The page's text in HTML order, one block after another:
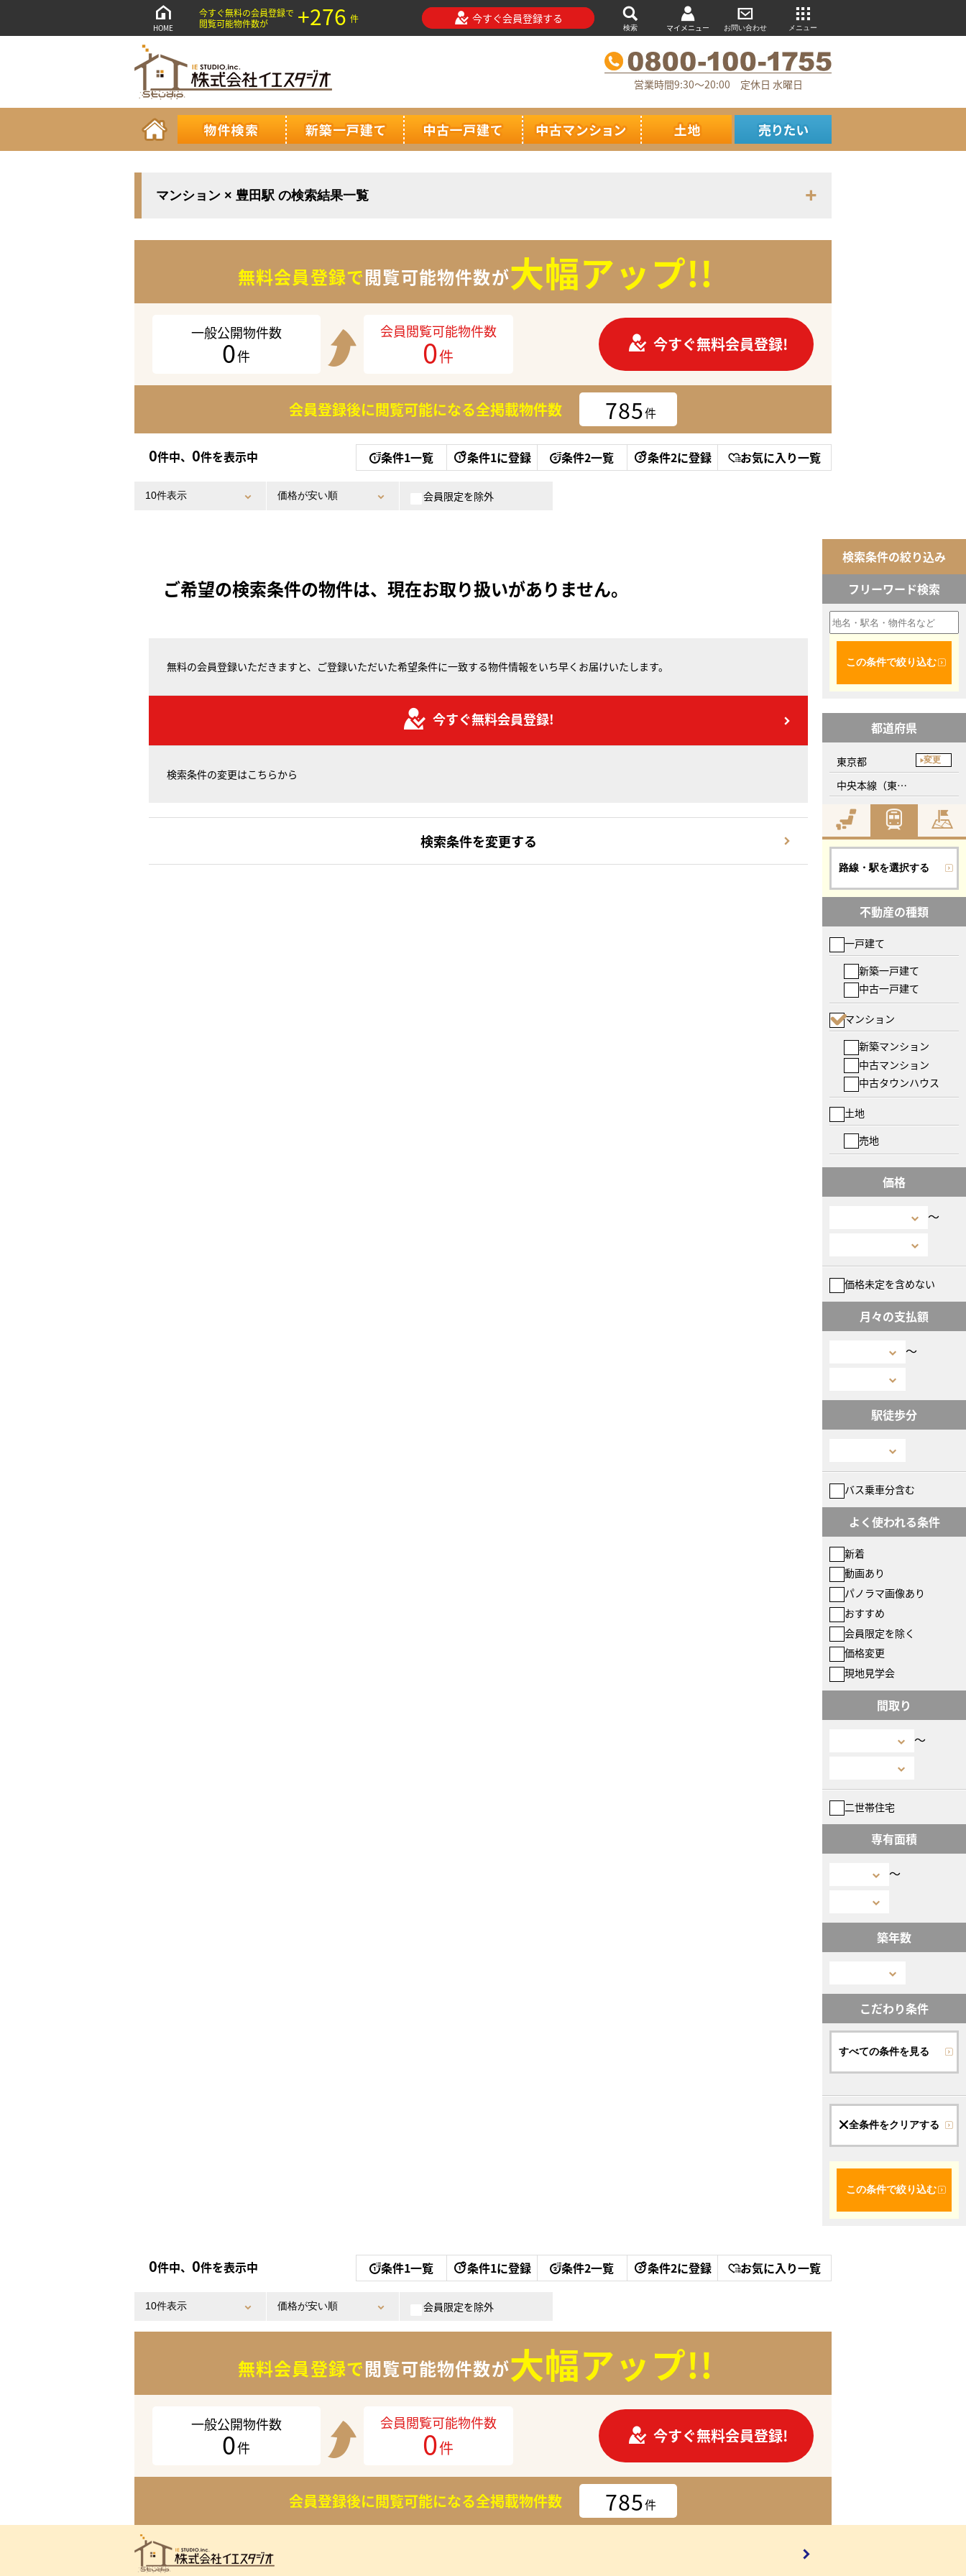
HOME
今すぐ無料の会員登録で
閲覧可能物件数が
+276 件 今すぐ会員登録する
検索 マイメニュー お問い合わせ メニュー
営業時間9:30～20:00 定休日 水曜日
マンション × 豊田駅 の検索結果一覧
無料会員登録で閲覧可能物件数が大幅アップ!!
一般公開物件数
0件
会員閲覧可能物件数
0件
今すぐ無料会員登録!
会員登録後に閲覧可能になる全掲載物件数 785件
0件中、 0件を表示中 条件1一覧 条件1に登録 条件2一覧 条件2に登録 お気に入り一覧
会員限定を除外
ご希望の検索条件の物件は、現在お取り扱いがありません。
無料の会員登録いただきますと、ご登録いただいた希望条件に一致する物件情報をいち早くお届けいたします。
今すぐ無料会員登録!
検索条件の変更はこちらから
検索条件を変更する
検索条件の絞り込み
フリーワード検索
この条件で絞り込む
都道府県
東京都 変更
中央本線（東日本）、豊田駅
路線・駅を選択する
不動産の種類
一戸建て
新築一戸建て
中古一戸建て
マンション
新築マンション
中古マンション
中古タウンハウス
土地
売地
価格
〜
価格未定を含めない
月々の支払額
〜
駅徒歩分
バス乗車分含む
よく使われる条件
新着
動画あり
パノラマ画像あり
おすすめ
会員限定を除く
価格変更
現地見学会
間取り
〜
二世帯住宅
専有面積
〜
築年数
こだわり条件
すべての条件を見る
全条件をクリアする
この条件で絞り込む
0件中、 0件を表示中 条件1一覧 条件1に登録 条件2一覧 条件2に登録 お気に入り一覧
会員限定を除外
無料会員登録で閲覧可能物件数が大幅アップ!!
一般公開物件数
0件
会員閲覧可能物件数
0件
今すぐ無料会員登録!
会員登録後に閲覧可能になる全掲載物件数 785件